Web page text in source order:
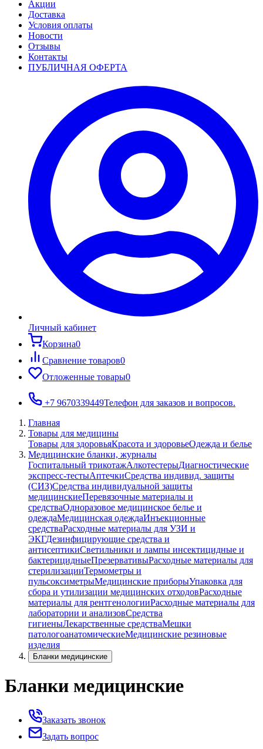
Акции
Доставка
Условия оплаты
Новости
Отзывы
Контакты
ПУБЛИЧНАЯ ОФЕРТА
Личный кабинет
Корзина0
Сравнение товаров0
Отложенные товары0
+7 9670339449Телефон для заказов и вопросов.
Главная
Товары для медицины
Товары для здоровьяКрасота и здоровьеОдежда и белье
Медицинские бланки, журналы
Госпитальный трикотажАлкотестерыДиагностические
экспресс-тестыАптечкиСредства индивид. защиты
(СИЗ)Средства индивидуальной защиты
медицинскиеПеревязочные материалы и
средстваОдноразовое медицинское белье и
одеждаМедицинская одеждаИнъекционные
средстваРасходные материалы для УЗИ и
ЭКГДезинфицирующие средства и
антисептикиСветильники и лампы инсектицидные и
бактерицидныеПрезервативыРасходные материалы для
стерилизацииТермометры и
пульсоксиметрыМедицинские приборыУпаковка для
сбора и утилизации медицинских отходовРасходные
материалы для рентгенологииРасходные материалы для
лаборатории и анализовСредства
гигиеныЛекарственные средстваМешки
патологоанатомическиеМедицинские резиновые
изделия
Бланки медицинские
Бланки медицинские
Заказать звонок
Задать вопрос